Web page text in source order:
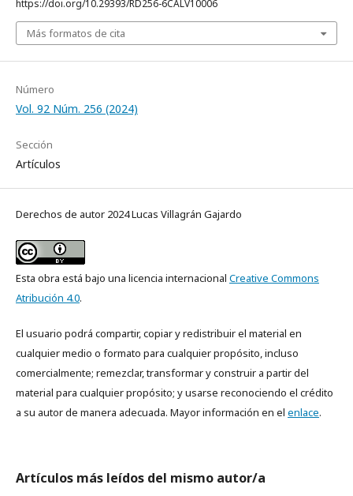
https://doi.org/10.29393/RD256-6CALV10006
Más formatos de cita
Número
Vol. 92 Núm. 256 (2024)
Sección
Artículos
Derechos de autor 2024 Lucas Villagrán Gajardo
Esta obra está bajo una licencia internacional Creative Commons
Atribución 4.0.
El usuario podrá compartir, copiar y redistribuir el material en
cualquier medio o formato para cualquier propósito, incluso
comercialmente; remezclar, transformar y construir a partir del
material para cualquier propósito; y usarse reconociendo el crédito
a su autor de manera adecuada. Mayor información en el enlace.
Artículos más leídos del mismo autor/a